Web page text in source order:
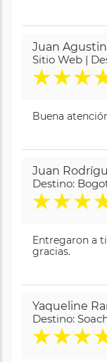
Juan
Sitio Web |
★★★
Buena
Juan
Destino:
★★★
Entregaron a
gracias.
Yaqueline
Destino:
★★★